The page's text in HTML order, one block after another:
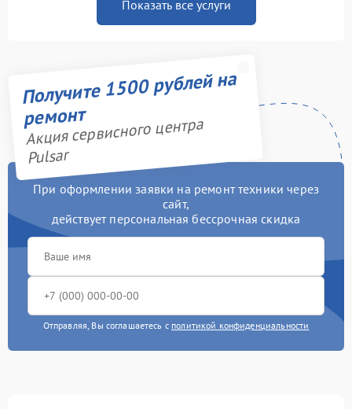
Показать все услуги
Получите 1500 рублей на
ремонт
Акция сервисного центра
Pulsar
При оформлении заявки на ремонт техники через
сайт,
действует персональная бессрочная скидка
Отправляя, Вы соглашаетесь с политикой конфиденциальности